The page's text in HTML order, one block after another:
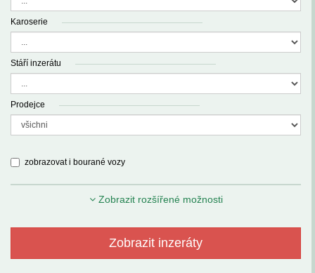
Karoserie
Stáří inzerátu
Prodejce
zobrazovat i bourané vozy
Zobrazit rozšířené možnosti
Zobrazit inzeráty